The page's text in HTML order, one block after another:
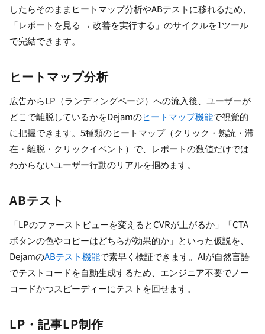
したらそのままヒートマップ分析やABテストに移れるため、
「レポートを見る → 改善を実行する」のサイクルを1ツール
で完結できます。
ヒートマップ分析
広告からLP（ランディングページ）への流入後、ユーザーが
どこで離脱しているかをDejamのヒートマップ機能で視覚的
に把握できます。5種類のヒートマップ（クリック・熟読・滞
在・離脱・クリックイベント）で、レポートの数値だけでは
わからないユーザー行動のリアルを掴めます。
ABテスト
「LPのファーストビューを変えるとCVRが上がるか」「CTA
ボタンの色やコピーはどちらが効果的か」といった仮説を、
DejamのABテスト機能で素早く検証できます。AIが自然言語
でテストコードを自動生成するため、エンジニア不要でノー
コードかつスピーディーにテストを回せます。
LP・記事LP制作